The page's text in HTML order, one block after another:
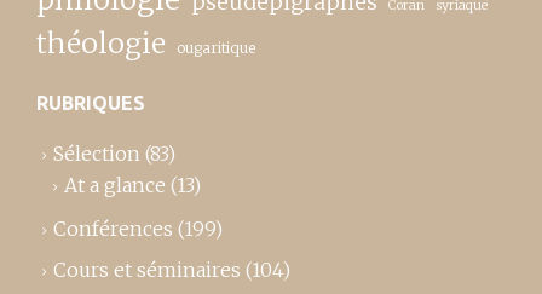
Coran syriaque
théologie ougaritique
RUBRIQUES
Sélection (83)
At a glance (13)
Conférences (199)
Cours et séminaires (104)